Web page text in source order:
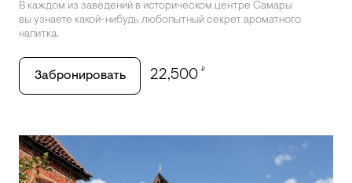
В каждом из заведений в историческом центре Самары
вы узнаете какой-нибудь любопытный секрет ароматного
напитка.
Забронировать 22,500 ₽